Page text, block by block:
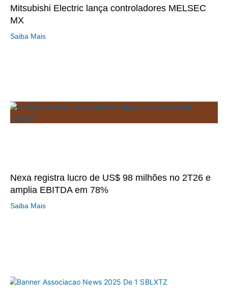
Mitsubishi Electric lança controladores MELSEC
MX
Saiba Mais
Nexa registra lucro de US$ 98 milhões no 2T26 e
amplia EBITDA em 78%
Saiba Mais